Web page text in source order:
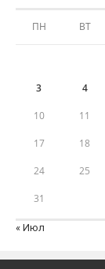
ПН ВТ
3 4
10 11
17 18
24 25
31
« Июл